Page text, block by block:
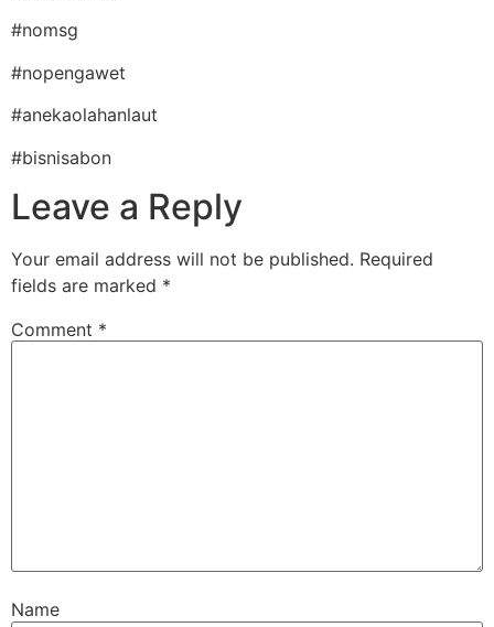
#nomsg
#nopengawet
#anekaolahanlaut
#bisnisabon
Leave a Reply
Your email address will not be published. Required
fields are marked *
Comment *
Name